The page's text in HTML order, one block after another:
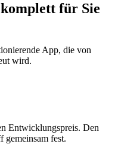
für Sie
App, die von
wird.
Entwicklungspreis. Den
fest.